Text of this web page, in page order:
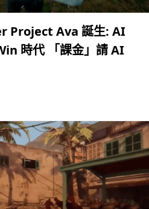
Project Ava 誕生: AI
時代 「課金」請 AI